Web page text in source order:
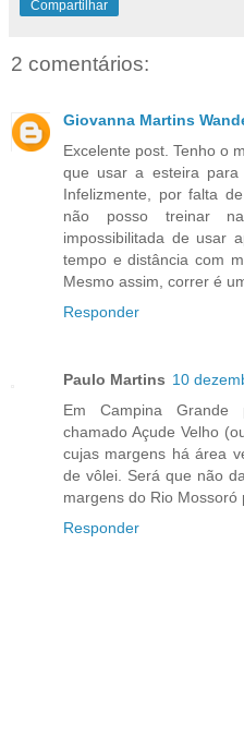
Compartilhar
2 comentários:
Giovanna Martins
Excelente post. Tenho o
que usar a esteira
Infelizmente, por falta
não posso treinar
impossibilitada de usar
tempo e distância com
Mesmo assim, correr é
Responder
Paulo Martins 10
Em Campina
chamado Açude Velho
cujas margens há área
de vôlei. Será que não
margens do Rio
Responder